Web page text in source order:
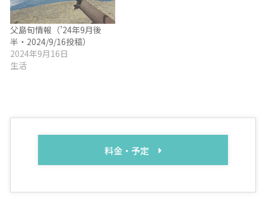
父島旬情報（’24年9月後
半・2024/9/16投稿）
2024年9月16日
生活
料金・予定